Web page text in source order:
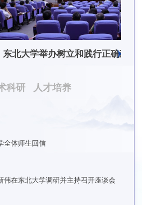
东北大学举办树立和践行正确政绩观学习教育培训班
科研 人才培养
全体师生回信
伟在东北大学调研并主持召开座谈会